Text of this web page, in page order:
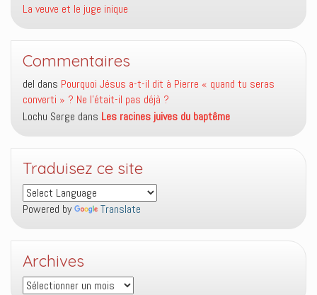
La veuve et le juge inique
Commentaires
del dans Pourquoi Jésus a-t-il dit à Pierre « quand tu seras
converti » ? Ne l’était-il pas déjà ?
Lochu Serge dans Les racines juives du baptême
Traduisez ce site
Powered by Translate
Archives
Archives